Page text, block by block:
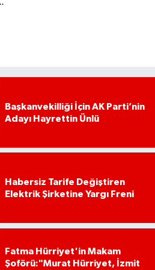
Başkanvekilliği İçin AK Parti’nin
Adayı Hayrettin Ünlü
Habersiz Tarife Değiştiren
Elektrik Şirketine Yargı Freni
Fatma Hürriyet'in Makam
Şoförü:"Murat Hürriyet, İzmit